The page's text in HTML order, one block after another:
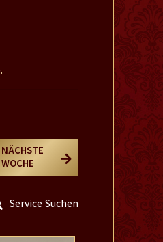
NÄCHSTE
WOCHE
Service Suchen